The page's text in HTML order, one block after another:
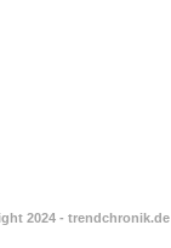
2024 - trendchronik.de